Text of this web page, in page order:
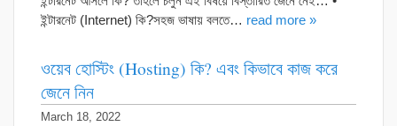
ইন্টারনেট (Internet) কি?সহজ ভাষায় বলতে… read more »
ওয়েব হোস্টিং (Hosting) কি? এবং কিভাবে কাজ করে
জেনে নিন
March 18, 2022